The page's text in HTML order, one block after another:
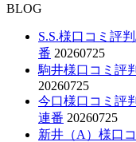
BLOG
S.S.様口コミ評
番 20260725
駒井様口コミ評
20260725
今口様口コミ評
連番 20260725
新井（A）様口